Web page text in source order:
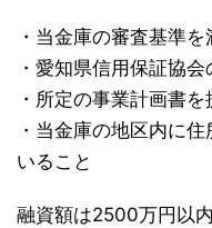
・当金庫の審査基準
・愛知県信用保証協
・所定の事業計画書
・当金庫の地区内に
いること
融資額は2500万円以